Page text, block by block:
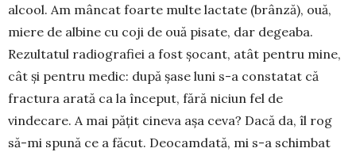
alcool. Am mâncat foarte multe lactate (brânză), ouă,
miere de albine cu coji de ouă pi­sate, dar de­geaba.
Rezultatul radio­grafiei a fost șocant, atât pentru mine,
cât și pen­tru medic: după șase luni s-a con­statat că
fractura arată ca la început, fără niciun fel de
vindecare. A mai pățit cineva așa ceva? Dacă da, îl rog
să-mi spună ce a făcut. Deocamdată, mi s-a schimbat